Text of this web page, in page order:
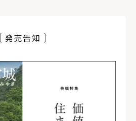
発売告知